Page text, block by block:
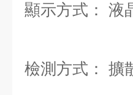
顯示方式： 液
檢測方式： 擴